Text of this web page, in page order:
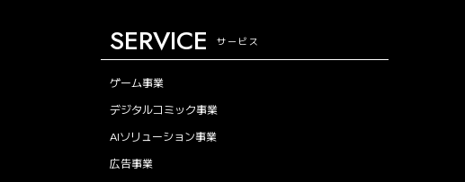
SERVICE サービス
ゲーム事業
デジタルコミック事業
AIソリューション事業
広告事業